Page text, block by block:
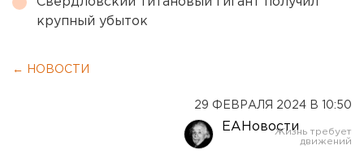
крупный убыток
← НОВОСТИ
29 ФЕВРАЛЯ 2024 В 10:50
ЕАНовости